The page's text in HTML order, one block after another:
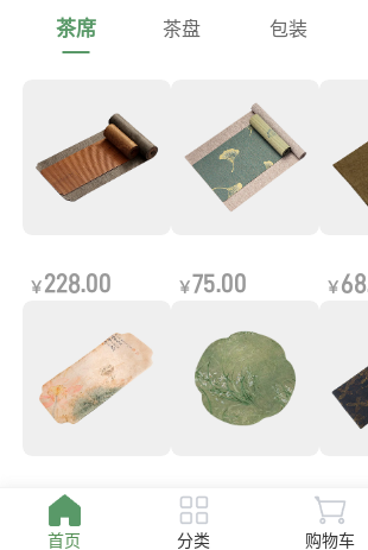
茶席 茶盘 包装
￥ 228.00 ￥75.00 ￥
26.00 ￥ 25.00 ￥
首页 分类 购物车